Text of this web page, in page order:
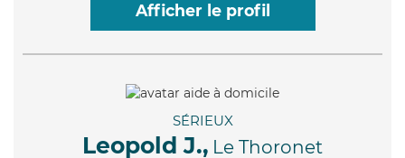
Afficher le profil
SÉRIEUX
Leopold J., Le Thoronet